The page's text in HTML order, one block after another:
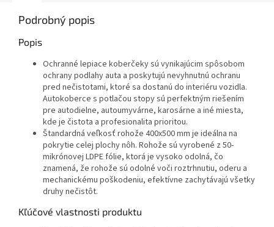
Podrobný popis
Popis
Ochranné lepiace koberčeky sú vynikajúcim spôsobom
ochrany podlahy auta a poskytujú nevyhnutnú ochranu
pred nečistotami, ktoré sa dostanú do interiéru vozidla.
Autokoberce s potlačou stopy sú perfektným riešením
pre autodielne, autoumyvárne, karosárne a iné miesta,
kde je čistota a profesionalita prioritou.
Štandardná veľkosť rohože 400x500 mm je ideálna na
pokrytie celej plochy nôh. Rohože sú vyrobené z 50-
mikrónovej LDPE fólie, ktorá je vysoko odolná, čo
znamená, že rohože sú odolné voči roztrhnutiu, oderu a
mechanickému poškodeniu, efektívne zachytávajú všetky
druhy nečistôt.
Kľúčové vlastnosti produktu